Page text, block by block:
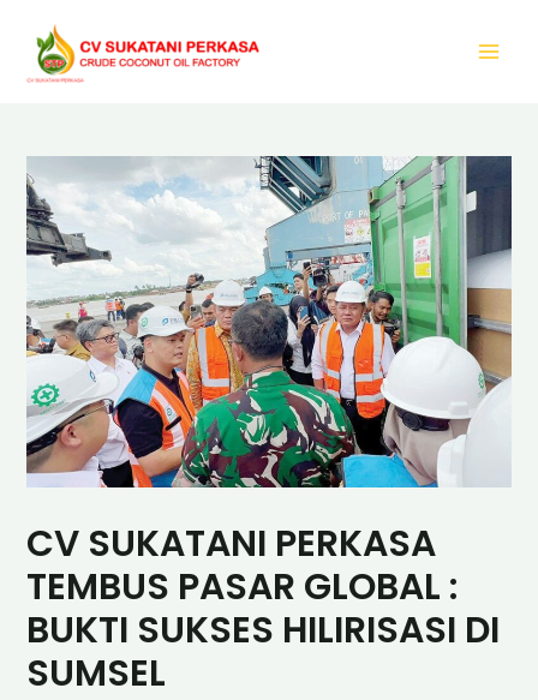
CV SUKATANI PERKASA
TEMBUS PASAR GLOBAL :
BUKTI SUKSES HILIRISASI DI
SUMSEL